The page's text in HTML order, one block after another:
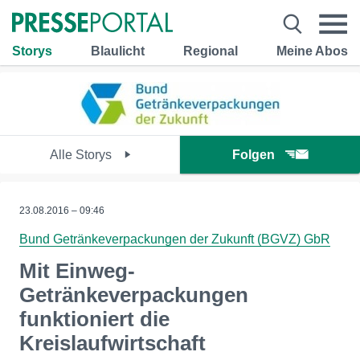
Storys Blaulicht Regional Meine Abos
Alle Storys Folgen
23.08.2016 – 09:46
Bund Getränkeverpackungen der Zukunft (BGVZ) GbR
Mit Einweg-
Getränkeverpackungen
funktioniert die
Kreislaufwirtschaft